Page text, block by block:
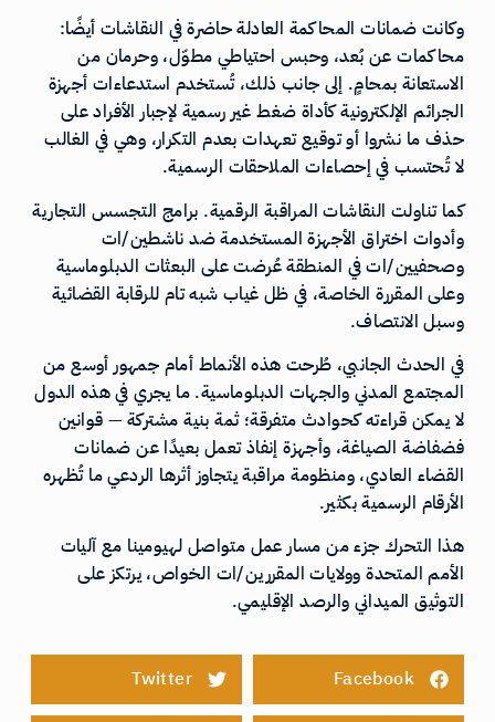
وكانت ضمانات المحاكمة العادلة حاضرة في النقاشات أيضًا:
محاكمات عن بُعد، وحبس احتياطي مطوّل، وحرمان من
الاستعانة بمحامٍ. إلى جانب ذلك، تُستخدم استدعاءات أجهزة
الجرائم الإلكترونية كأداة ضغط غير رسمية لإجبار الأفراد على
حذف ما نشروا أو توقيع تعهدات بعدم التكرار، وهي في الغالب
لا تُحتسب في إحصاءات الملاحقات الرسمية.
كما تناولت النقاشات المراقبة الرقمية. برامج التجسس التجارية
وأدوات اختراق الأجهزة المستخدمة ضد ناشطين/ات
وصحفيين/ات في المنطقة عُرضت على البعثات الدبلوماسية
وعلى المقررة الخاصة، في ظل غياب شبه تام للرقابة القضائية
وسبل الانتصاف.
في الحدث الجانبي، طُرحت هذه الأنماط أمام جمهور أوسع من
المجتمع المدني والجهات الدبلوماسية. ما يجري في هذه الدول
لا يمكن قراءته كحوادث متفرقة؛ ثمة بنية مشتركة — قوانين
فضفاضة الصياغة، وأجهزة إنفاذ تعمل بعيدًا عن ضمانات
القضاء العادي، ومنظومة مراقبة يتجاوز أثرها الردعي ما تُظهره
الأرقام الرسمية بكثير.
هذا التحرك جزء من مسار عمل متواصل لهيومينا مع آليات
الأمم المتحدة وولايات المقررين/ات الخواص، يرتكز على
التوثيق الميداني والرصد الإقليمي.
Facebook
Twitter